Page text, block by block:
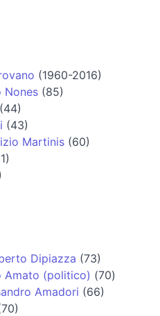
(1960-2016)
Nones (85)
(44)
(43)
Martinis (60)
Dipiazza (73)
Amato (politico) (70)
Amadori (66)